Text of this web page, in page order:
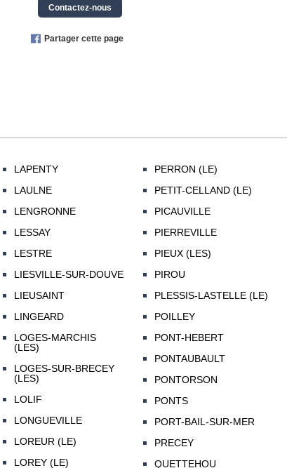
Contactez-nous
Partager cette page
LAPENTY
LAULNE
LENGRONNE
LESSAY
LESTRE
LIESVILLE-SUR-DOUVE
LIEUSAINT
LINGEARD
LOGES-MARCHIS
(LES)
LOGES-SUR-BRECEY
(LES)
LOLIF
LONGUEVILLE
LOREUR (LE)
LOREY (LE)
PERRON (LE)
PETIT-CELLAND (LE)
PICAUVILLE
PIERREVILLE
PIEUX (LES)
PIROU
PLESSIS-LASTELLE (LE)
POILLEY
PONT-HEBERT
PONTAUBAULT
PONTORSON
PONTS
PORT-BAIL-SUR-MER
PRECEY
QUETTEHOU